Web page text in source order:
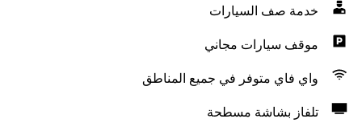
خدمة صف السيارات
موقف سيارات مجاني
واي فاي متوفر في جميع المناطق
تلفاز بشاشة مسطحة